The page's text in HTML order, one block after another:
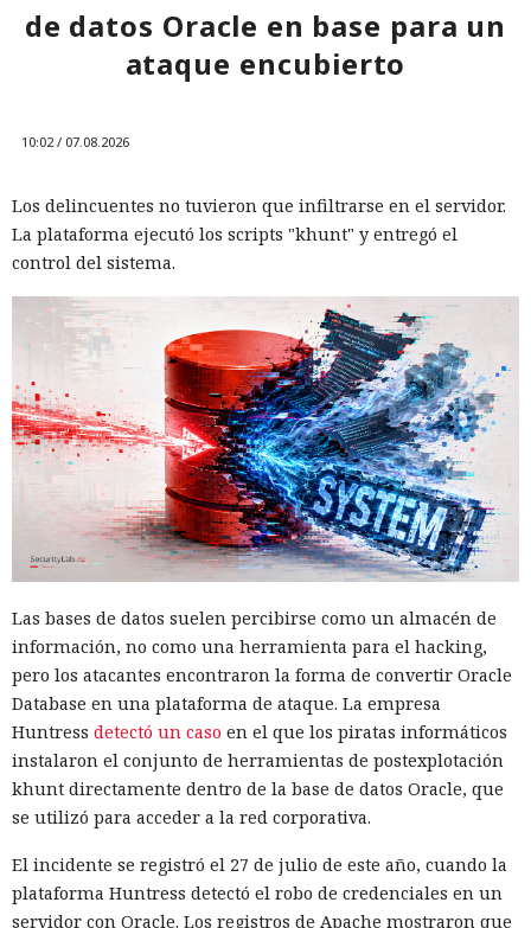
12:01 / 07.08.2026
RAM y aceleran la compilación 2,3 veces.
Los desarrolladores, que durante años soportaron fallos
repentinos de Node.js al compilar aplicaciones complejas,
pudieron respirar más tranquilos: salió una nueva versión
del conocido mensaje «FATAL ERROR». El equipo de Next.js
resentóla versión 16.3 — la primera actualización
importante desde octubre de 2025, que reduce el consumo
de memoria RAM en desarrollo hasta un 90% y, además,
acelera el renderizado y el funcionamiento en general.
La contribución principal a la economía de memoria la
aporta el empaquetador integrado Turbopack, que desde
En la nueva versión están activados por defecto el caché en
disco y el desplazamiento de datos no utilizados a disco. Una
instancia con 50 rutas (páginas separadas) ahora consume
de datos Oracle en base para un
ataque encubierto
10:02 / 07.08.2026
Los delincuentes no tuvieron que infiltrarse en el servidor.
La plataforma ejecutó los scripts "khunt" y entregó el
control del sistema.
Las bases de datos suelen percibirse como un almacén de
información, no como una herramienta para el hacking,
pero los atacantes encontraron la forma de convertir Oracle
Database en una plataforma de ataque. La empresa
Huntress detectó un caso en el que los piratas informáticos
instalaron el conjunto de herramientas de postexplotación
khunt directamente dentro de la base de datos Oracle, que
se utilizó para acceder a la red corporativa.
El incidente se registró el 27 de julio de este año, cuando la
plataforma Huntress detectó el robo de credenciales en un
servidor con Oracle. Los registros de Apache mostraron que